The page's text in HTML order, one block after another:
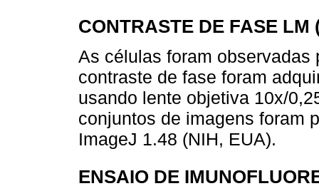
CONTRASTE DE FASE LM
As células foram observadas
contraste de fase foram
usando lente objetiva 10x/
conjuntos de imagens foram
ImageJ 1.48 (NIH, EUA).
ENSAIO DE